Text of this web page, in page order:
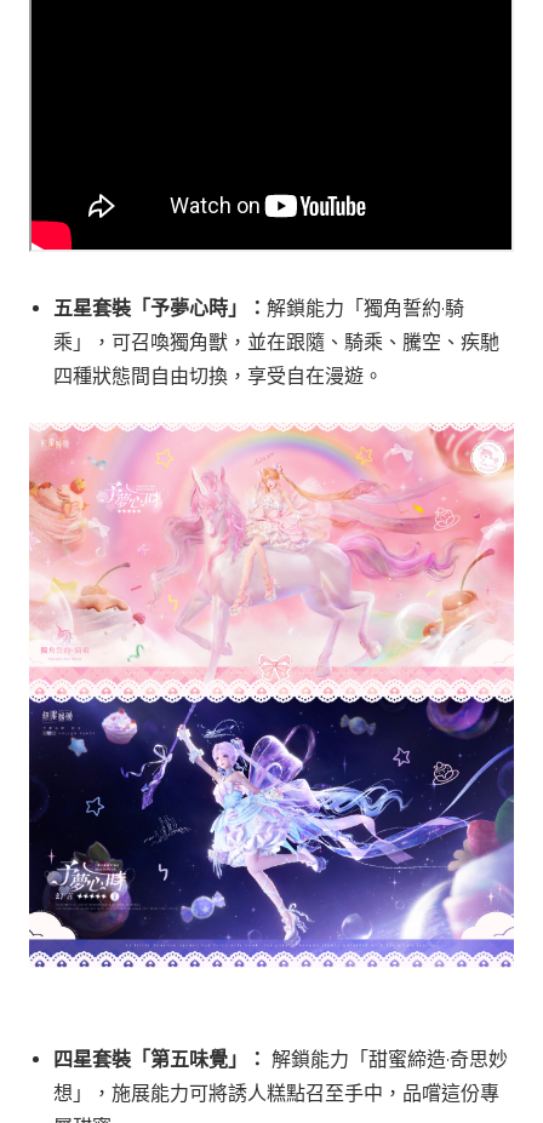
五星套裝「予夢心時」： 解鎖能力「獨角誓約·騎
乘」，可召喚獨角獸，並在跟隨、騎乘、騰空、疾馳
四種狀態間自由切換，享受自在漫遊。
四星套裝「第五味覺」： 解鎖能力「甜蜜締造·奇思妙
想」，施展能力可將誘人糕點召至手中，品嚐這份專